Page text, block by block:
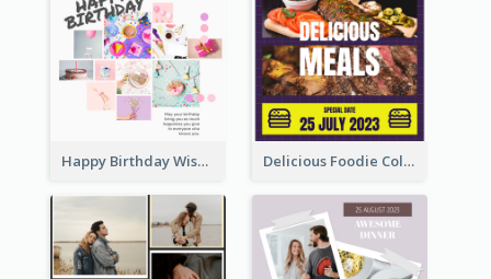
Happy Birthday Wishes Instagram Post Delicious Foodie Collage Instagram Post